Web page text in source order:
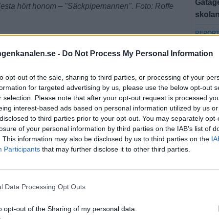
- Do Not Process My Personal Information
opt-out of the sale, sharing to third parties, or processing of your
for targeted advertising by us, please use the below opt-out
selection. Please note that after your opt-out request is processed
interest-based ads based on personal information utilized by us
to third parties prior to your opt-out. You may separately
of your personal information by third parties on the IAB’s list of
This information may also be disclosed by us to third parties on the
Participants that may further disclose it to other third parties.
Data Processing Opt Outs
opt-out of the Sharing of my personal data.
hört honom – "Säckpipemannen". Foto: Roffe
dagen på semestern. Mellan radhusen ekar
inte många sekunder innan grannar börjar sticka
Några filmar, vissa applåderar. En äldre man lutar
cigarr.
blivit något av en lokalkändis sedan han 2016,
att lära sig spela säckpipa efter att ha sett det på
och hittade en liten mindre säckpipa, köpte hem
22-åringen.
av marschen genom Söra, finns säkerligen andra
skolan
Här
Fler